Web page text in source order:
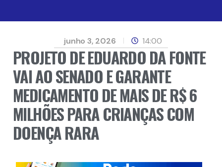
junho 3, 2026 14:00
PROJETO DE EDUARDO DA FONTE
VAI AO SENADO E GARANTE
MEDICAMENTO DE MAIS DE R$ 6
MILHÕES PARA CRIANÇAS COM
DOENÇA RARA